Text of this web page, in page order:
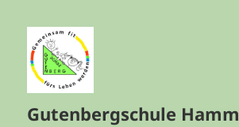
Gutenbergschule Hamm